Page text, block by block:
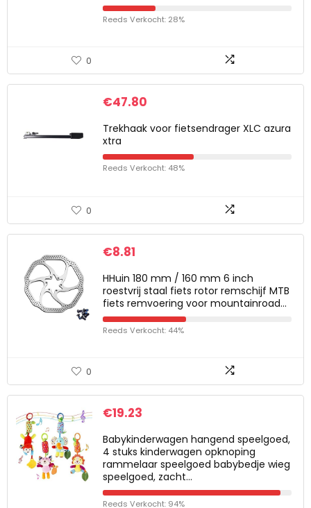
Reeds Verkocht: 28%
0
€47.80
Trekhaak voor fietsendrager XLC azura
xtra
Reeds Verkocht: 48%
0
€8.81
HHuin 180 mm / 160 mm 6 inch
roestvrij staal fiets rotor remschijf MTB
fiets remvoering voor mountainroad…
Reeds Verkocht: 44%
0
€19.23
Babykinderwagen hangend speelgoed,
4 stuks kinderwagen opknoping
rammelaar speelgoed babybedje wieg
speelgoed, zacht…
Reeds Verkocht: 94%